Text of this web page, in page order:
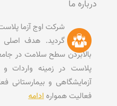
درباره ما
گردید. هدف
بالابردن سطح سلامت در
پلاست در زمینه واردات
آزمایشگاهی و بیمارستانی
فعالیت هموارهادامه